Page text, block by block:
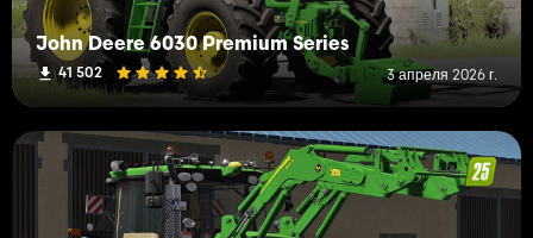
John Deere 6030 Premium Series
41 502 3 апреля 2026 г.